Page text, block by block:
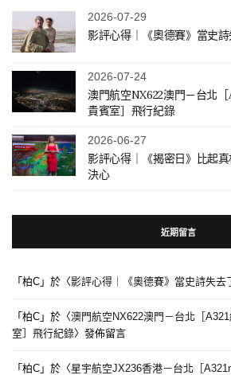
2026-07-29
影評心得｜《奧德賽》當史
2026-07-24
澳門航空NX622澳門－台北
貴賓室］飛行紀錄
2026-06-27
影評心得｜《揭密日》比起
決心
近期留言
「柏C 」於〈影評心得｜《奧德賽》當史詩失去
「柏C 」於〈澳門航空NX622澳門－台北［
室］飛行紀錄〉發佈留言
「柏C 」於〈星宇航空JX236香港－台北［